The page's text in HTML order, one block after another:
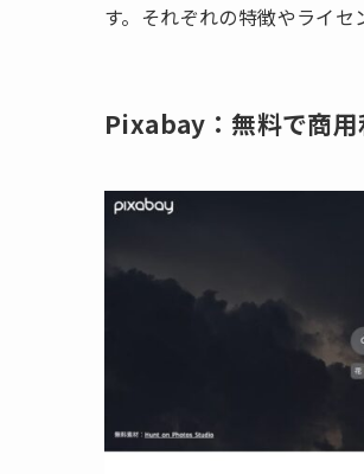
す。それぞれの特徴やライセ
Pixabay：無料で商用